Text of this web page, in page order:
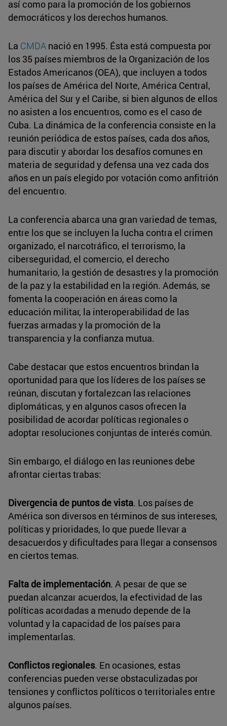
así como para la promoción de los gobiernos
democráticos y los derechos humanos.
La CMDA nació en 1995. Ésta está compuesta por
los 35 países miembros de la Organización de los
Estados Americanos (OEA), que incluyen a todos
los países de América del Norte, América Central,
América del Sur y el Caribe, si bien algunos de ellos
no asisten a los encuentros, como es el caso de
Cuba. La dinámica de la conferencia consiste en la
reunión periódica de estos países, cada dos años,
para discutir y abordar los desafíos comunes en
materia de seguridad y defensa una vez cada dos
años en un país elegido por votación como anfitrión
del encuentro.
La conferencia abarca una gran variedad de temas,
entre los que se incluyen la lucha contra el crimen
organizado, el narcotráfico, el terrorismo, la
ciberseguridad, el comercio, el derecho
humanitario, la gestión de desastres y la promoción
de la paz y la estabilidad en la región. Además, se
fomenta la cooperación en áreas como la
educación militar, la interoperabilidad de las
fuerzas armadas y la promoción de la
transparencia y la confianza mutua.
Cabe destacar que estos encuentros brindan la
oportunidad para que los líderes de los países se
reúnan, discutan y fortalezcan las relaciones
diplomáticas, y en algunos casos ofrecen la
posibilidad de acordar políticas regionales o
adoptar resoluciones conjuntas de interés común.
Sin embargo, el diálogo en las reuniones debe
afrontar ciertas trabas:
Divergencia de puntos de vista. Los países de
América son diversos en términos de sus intereses,
políticas y prioridades, lo que puede llevar a
desacuerdos y dificultades para llegar a consensos
en ciertos temas.
Falta de implementación. A pesar de que se
puedan alcanzar acuerdos, la efectividad de las
políticas acordadas a menudo depende de la
voluntad y la capacidad de los países para
implementarlas.
Conflictos regionales. En ocasiones, estas
conferencias pueden verse obstaculizadas por
tensiones y conflictos políticos o territoriales entre
algunos países.